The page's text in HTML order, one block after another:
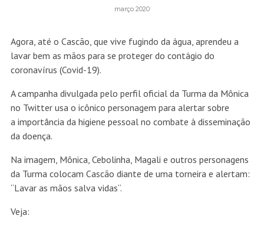
março 2020
Agora, até o Cascão, que vive fugindo da água, aprendeu a
lavar bem as mãos para se proteger do contágio do
coronavírus (Covid-19).
A campanha divulgada pelo perfil oficial da Turma da Mônica
no Twitter usa o icônico personagem para alertar sobre
a importância da higiene pessoal no combate à disseminação
da doença.
Na imagem, Mônica, Cebolinha, Magali e outros personagens
da Turma colocam Cascão diante de uma torneira e alertam:
“Lavar as mãos salva vidas“.
Veja: